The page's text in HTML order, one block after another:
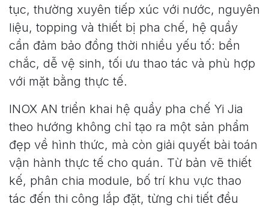
tục, thường xuyên tiếp xúc với nước, nguyên
liệu, topping và thiết bị pha chế, hệ quầy
cần đảm bảo đồng thời nhiều yếu tố: bền
chắc, dễ vệ sinh, tối ưu thao tác và phù hợp
với mặt bằng thực tế.
INOX AN triển khai hệ quầy pha chế Yi Jia
theo hướng không chỉ tạo ra một sản phẩm
đẹp về hình thức, mà còn giải quyết bài toán
vận hành thực tế cho quán. Từ bản vẽ thiết
kế, phân chia module, bố trí khu vực thao
tác đến thi công lắp đặt, từng chi tiết đều